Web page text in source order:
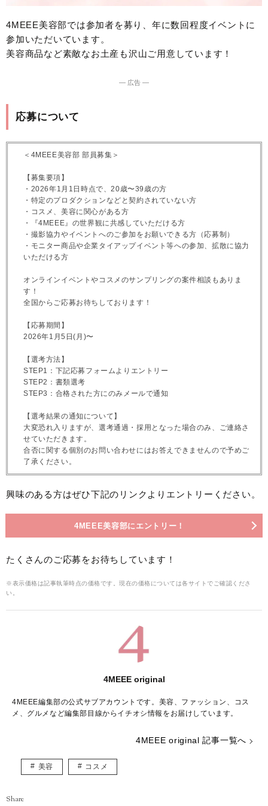
4MEEE美容部では参加者を募り、年に数回程度イベントに
参加いただいています。
美容商品など素敵なお土産も沢山ご用意しています！
― 広告 ―
応募について
＜4MEEE美容部 部員募集＞
【募集要項】
・2026年1月1日時点で、20歳〜39歳の方
・特定のプロダクションなどと契約されていない方
・コスメ、美容に関心がある方
・『4MEEE』の世界観に共感していただける方
・撮影協力やイベントへのご参加をお願いできる方（応募制）
・モニター商品や企業タイアップイベント等への参加、拡散に協力
いただける方
オンラインイベントやコスメのサンプリングの案件相談もありま
す！
全国からご応募お待ちしております！
【応募期間】
2026年1月5日(月)〜
【選考方法】
STEP1：下記応募フォームよりエントリー
STEP2：書類選考
STEP3：合格された方にのみメールで通知
【選考結果の通知について】
大変恐れ入りますが、選考通過・採用となった場合のみ、ご連絡さ
せていただきます。
合否に関する個別のお問い合わせにはお答えできませんので予めご
了承ください。
興味のある方はぜひ下記のリンクよりエントリーください。
4MEEE美容部にエントリー！
たくさんのご応募をお待ちしています！
※表示価格は記事執筆時点の価格です。現在の価格については各サイトでご確認くださ
い。
4MEEE original
4MEEE編集部の公式サブアカウントです。美容、ファッション、コス
メ、グルメなど編集部目線からイチオシ情報をお届けしています。
4MEEE original 記事一覧へ
美容 コスメ
Share